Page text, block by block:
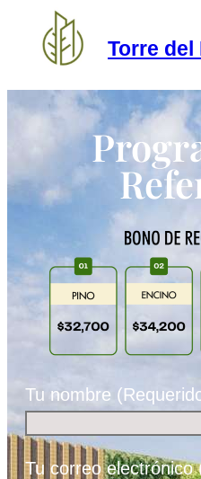
Torre del
Tu nombre
Tu correo electrónico